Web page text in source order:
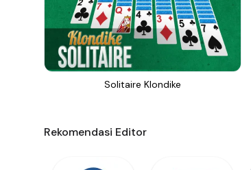
Solitaire Klondike
Rekomendasi Editor